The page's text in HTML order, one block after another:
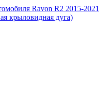
Ravon R2 2015-2021
крыловидная дуга)